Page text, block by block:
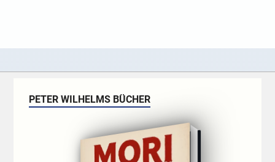
PETER WILHELMS BÜCHER